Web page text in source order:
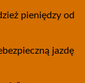
pieniędzy od
jazdę